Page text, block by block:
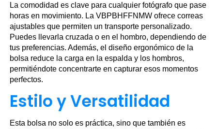
La comodidad es clave para cualquier fotógrafo que pase
horas en movimiento. La VBPBHFFNMW ofrece correas
ajustables que permiten un transporte personalizado.
Puedes llevarla cruzada o en el hombro, dependiendo de
tus preferencias. Además, el diseño ergonómico de la
bolsa reduce la carga en la espalda y los hombros,
permitiéndote concentrarte en capturar esos momentos
perfectos.
Estilo y Versatilidad
Esta bolsa no solo es práctica, sino que también es